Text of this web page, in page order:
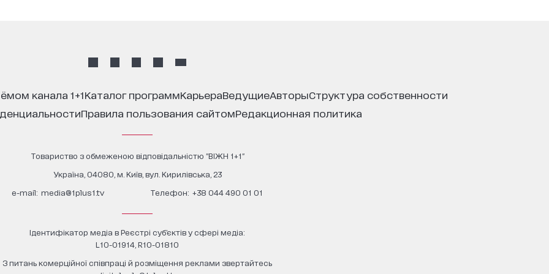
канала 1+1 каталог программ карьера ведущие авторы
структура собственности
правила пользования сайтом редакционная политика
Товариство з обмеженою відповідальністю "ВІЖН 1+1"
Україна, 04080, м. Київ, вул. Кирилівська, 23
е-mail: media@1plus1.tv Телефон: +38 044 490 01 01
Ідентифікатор медіа в Реєстрі суб’єктів у сфері медіа:
L10-01914, R10-01810
З питань комерційної співпраці й розміщення реклами звертайтесь